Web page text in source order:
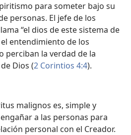
para someter bajo su
personas. El jefe de los
“el dios de este sistema de
entendimiento de los
perciban la verdad de la
Dios (2 Corintios 4:4).
malignos es, simple y
a las personas para
personal con el Creador.